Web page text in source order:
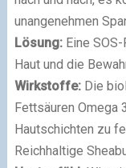
unangenehmen
Lösung: Eine
Haut und die
Wirkstoffe: Die
Fettsäuren Omega
Hautschichten zu
Reichhaltige